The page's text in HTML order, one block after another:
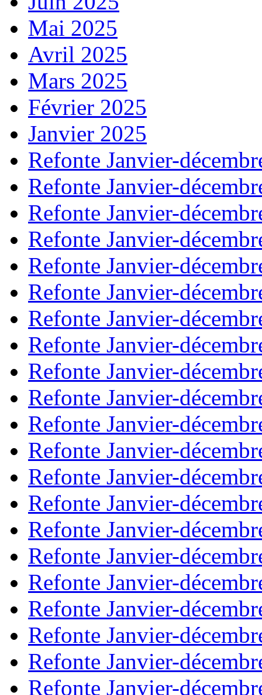
Mai 2025
Avril 2025
Mars 2025
Février 2025
Janvier 2025
Refonte Janvier-
Refonte Janvier-
Refonte Janvier-
Refonte Janvier-
Refonte Janvier-
Refonte Janvier-
Refonte Janvier-
Refonte Janvier-
Refonte Janvier-
Refonte Janvier-
Refonte Janvier-
Refonte Janvier-
Refonte Janvier-
Refonte Janvier-
Refonte Janvier-
Refonte Janvier-
Refonte Janvier-
Refonte Janvier-
Refonte Janvier-
Refonte Janvier-
Refonte Janvier-